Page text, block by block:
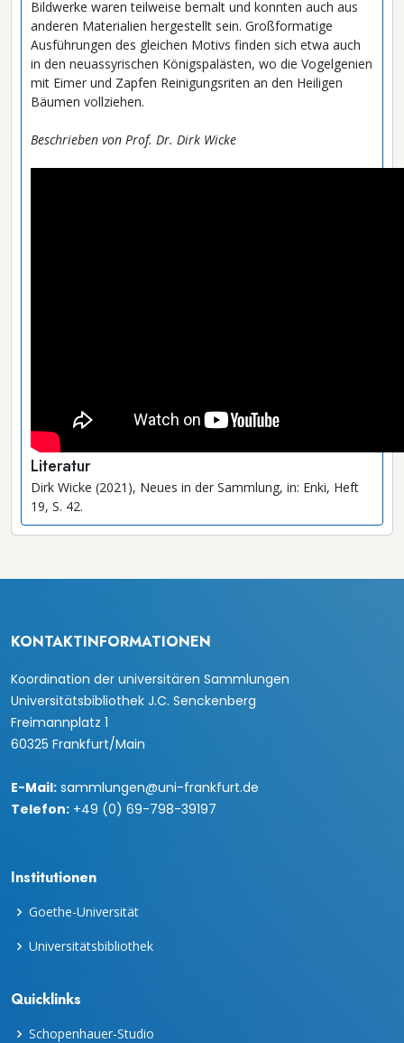
Bildwerke waren teilweise bemalt und konnten auch aus
anderen Materialien hergestellt sein. Großformatige
Ausführungen des gleichen Motivs finden sich etwa auch
in den neuassyrischen Königspalästen, wo die Vogelgenien
mit Eimer und Zapfen Reinigungsriten an den Heiligen
Bäumen vollziehen.
Beschrieben von Prof. Dr. Dirk Wicke
Literatur
Dirk Wicke (2021), Neues in der Sammlung, in: Enki, Heft
19, S. 42.
KONTAKTINFORMATIONEN
Koordination der universitären Sammlungen
Universitätsbibliothek J.C. Senckenberg
Freimannplatz 1
60325 Frankfurt/Main
E-Mail: sammlungen@uni-frankfurt.de
Telefon: +49 (0) 69-798-39197
Institutionen
Goethe-Universität
Universitätsbibliothek
Quicklinks
Schopenhauer-Studio